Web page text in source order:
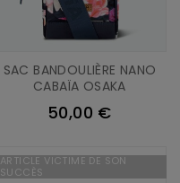
SAC BANDOULIÈRE NANO
CABAÏA OSAKA
50,00 €
ARTICLE VICTIME DE SON
SUCCÈS